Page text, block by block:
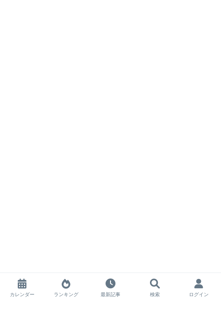
カレンダー ランキング 最新記事 検索 ログイン